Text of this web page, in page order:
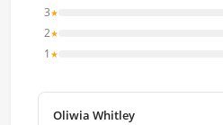
3★
2★
1 ★
Oliwia Whitley